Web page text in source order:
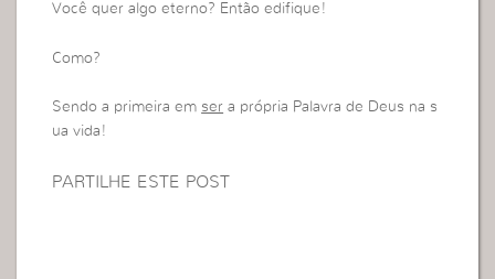
Você quer algo eterno? Então edifique!
Como?
Sendo a primeira em ser a própria Palavra de Deus na s
ua vida!
PARTILHE ESTE POST